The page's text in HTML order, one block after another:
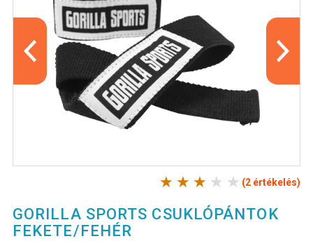
(2 értékelés)
GORILLA SPORTS CSUKLÓPÁNTOK
FEKETE/FEHÉR